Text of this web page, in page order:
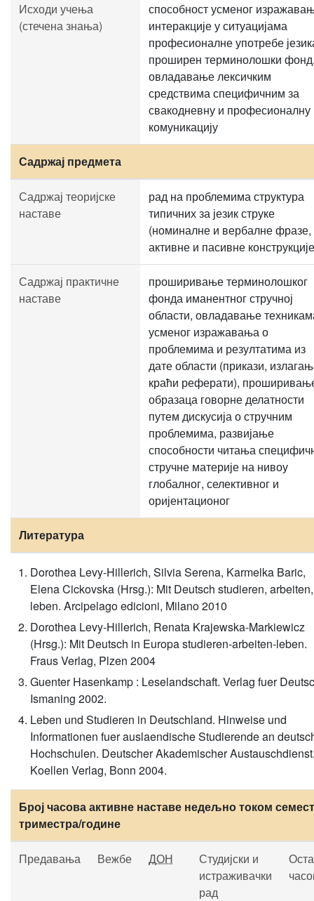
Исходи учења
(стечена знања)
способност усменог
интеракције у ситуацијама
професионалне употребе
проширен терминолошки
овладавање лексичким
средствима специфичним за
свакодневну и професионалну
комуникацију
Садржај предмета
Садржај теоријске
наставе
рад на проблемима структура
типичних за језик струке
(номиналне и вербалне фразе,
активне и пасивне
Садржај практичне
наставе
проширивање терминолошког
фонда иманентног стручној
области, овладавање
усменог изражавања о
проблемима и резултатима из
дате области (прикази,
краћи реферати),
образаца говорне делатности
путем дискусија о стручним
проблемима, развијање
способности читања
стручне материје на нивоу
глобалног, селективног и
оријентационог
Литература
Dorothea Levy-Hillerich, Silvia Serena, Karmelka Baric,
Elena Cickovska (Hrsg.): Mit Deutsch studieren, arbeiten,
leben. Arcipelago edicioni, Milano 2010
Dorothea Levy-Hillerich, Renata Krajewska-Markiewicz
(Hrsg.): Mit Deutsch in Europa studieren-arbeiten-leben.
Fraus Verlag, Plzen 2004
Guenter Hasenkamp : Leselandschaft. Verlag fuer
Ismaning 2002.
Leben und Studieren in Deutschland. Hinweise und
Informationen fuer auslaendische Studierende an
Hochschulen. Deutscher Akademischer
Koellen Verlag, Bonn 2004.
Број часова активне наставе недељно током
триместра/године
Предавања Вежбе ДОН
Студијски и
истраживачки
рад